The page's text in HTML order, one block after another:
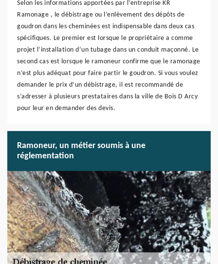
Selon les informations apportées par l’entreprise KR
Ramonage , le débistrage ou l’enlèvement des dépôts de
goudron dans les cheminées est indispensable dans deux cas
spécifiques. Le premier est lorsque le propriétaire a comme
projet l’installation d’un tubage dans un conduit maçonné. Le
second cas est lorsque le ramoneur confirme que le ramonage
n’est plus adéquat pour faire partir le goudron. Si vous voulez
demander le prix d’un débistrage, il est recommandé de
s’adresser à plusieurs prestataires dans la ville de Bois D Arcy
pour leur en demander des devis.
Ramoneur, un métier soumis à une
réglementation